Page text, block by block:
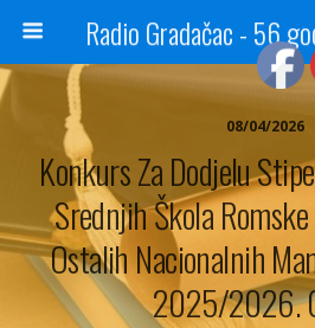
08/04/2026
Konkurs Za Dodjelu
Srednjih Škola
Ostalih Nacionalnih
2025/2026.